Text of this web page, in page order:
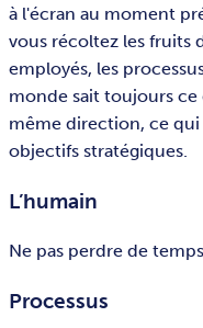
à l'écran au moment
vous récoltez les fruits
employés, les
monde sait toujours ce
même direction, ce
objectifs stratégiques.
L’humain
Ne pas perdre de
Processus